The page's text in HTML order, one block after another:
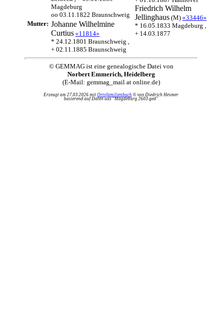
Magdeburg
oo 03.11.1822 Braunschweig
Friedrich Wilhelm
Jellinghaus (M) «33446»
* 16.05.1833 Magdeburg ,
+ 14.03.1877
Mutter: Johanne Wilhelmine
Curtius «11814»
* 24.12.1801 Braunschweig ,
+ 02.11.1885 Braunschweig
© GEMMAG ist eine genealogische Datei von
Norbert Emmerich, Heidelberg
(E-Mail: gemmag_mail at online.de)
Erzeugt am 27.03.2026 mit Ortsfamilienbuch © von Diedrich Hesmer
basierend auf Daten aus "Magdeburg 2603.ged"